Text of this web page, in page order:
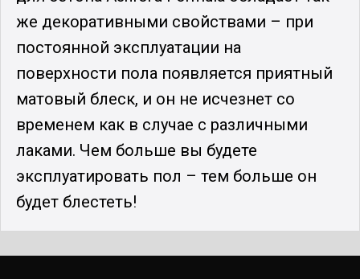
же декоративными свойствами – при
постоянной эксплуатации на
поверхности пола появляется приятный
матовый блеск, и он не исчезнет со
временем как в случае с различными
лаками. Чем больше вы будете
эксплуатировать пол – тем больше он
будет блестеть!